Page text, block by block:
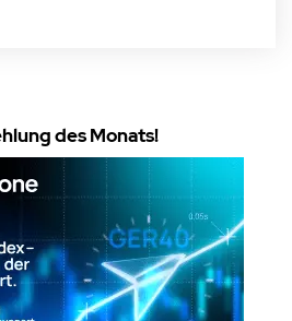
des Monats!